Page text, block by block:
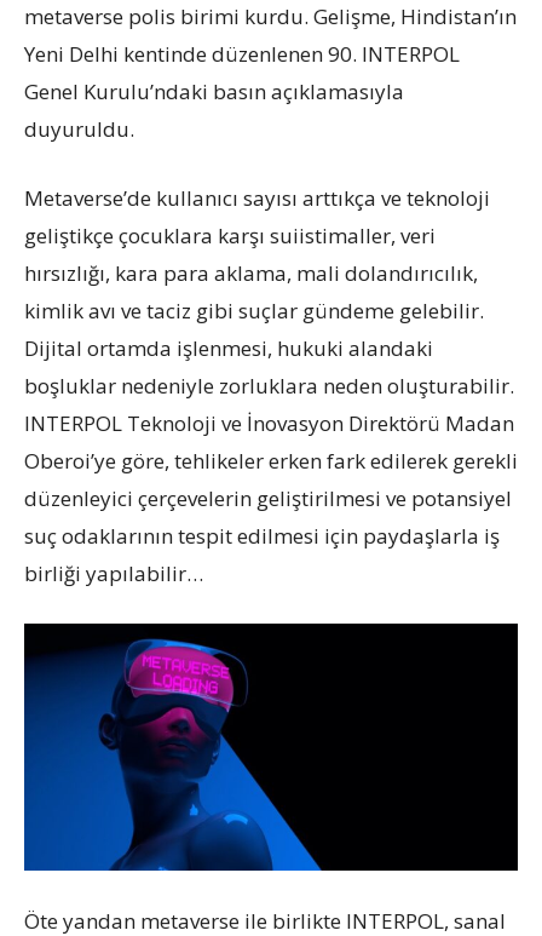
metaverse polis birimi kurdu. Gelişme, Hindistan’ın
Yeni Delhi kentinde düzenlenen 90. INTERPOL
Genel Kurulu’ndaki basın açıklamasıyla
duyuruldu.
Metaverse’de kullanıcı sayısı arttıkça ve teknoloji
geliştikçe çocuklara karşı suiistimaller, veri
hırsızlığı, kara para aklama, mali dolandırıcılık,
kimlik avı ve taciz gibi suçlar gündeme gelebilir.
Dijital ortamda işlenmesi, hukuki alandaki
boşluklar nedeniyle zorluklara neden oluşturabilir.
INTERPOL Teknoloji ve İnovasyon Direktörü Madan
Oberoi’ye göre, tehlikeler erken fark edilerek gerekli
düzenleyici çerçevelerin geliştirilmesi ve potansiyel
suç odaklarının tespit edilmesi için paydaşlarla iş
birliği yapılabilir…
Öte yandan metaverse ile birlikte INTERPOL, sanal